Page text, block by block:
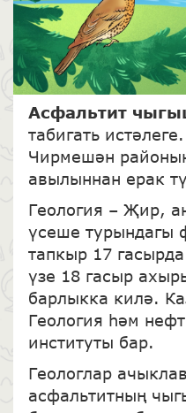
Асфальтит
табигать
Чирмешән
авылыннан ерак
Геология – Җир,
үсеше турындагы
тапкыр 17
үзе 18 гасыр
барлыкка килә.
Геология һәм
институты бар.
Геологлар
асфальтитның